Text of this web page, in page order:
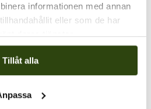
informationen med annan
eller som de har
deras tjänster.
Tillåt alla
till oss
förfrågan
dig med rätt